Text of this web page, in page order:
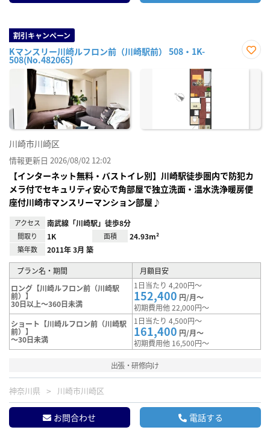
割引キャンペーン
Kマンスリー川崎ルフロン前（川崎駅前） 508・1K-
508(No.482065)
に入
川崎市川崎区
情報更新日 2026/08/02 12:02
【インターネット無料・バストイレ別】川崎駅徒歩圏内で防犯カ
メラ付でセキュリティ安心で角部屋で独立洗面・温水洗浄暖房便
座付川崎市マンスリーマンション部屋♪
アクセス 南武線「川崎駅」徒歩8分
間取り 1K 面積 24.93m²
築年数 2011年 3月 築
プラン名・期間
月額目安
ロング【川崎ルフロン前（川崎駅
前）】
30日以上～360日未満
1日当たり 4,200円～
152,400 円/月～
初期費用他 22,000円～
ショート【川崎ルフロン前（川崎駅
前）】
～30日未満
1日当たり 4,500円～
161,400 円/月～
初期費用他 16,500円～
出張・研修向け
神奈川県 川崎市川崎区
お問合わせ 電話する